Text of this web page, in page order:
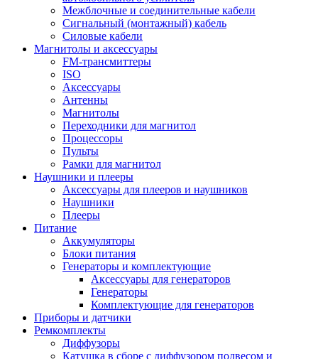
Межблочные и соединительные кабели
Сигнальный (монтажный) кабель
Силовые кабели
Магнитолы и аксессуары
FM-трансмиттеры
ISO
Аксессуары
Антенны
Магнитолы
Переходники для магнитол
Процессоры
Пульты
Рамки для магнитол
Наушники и плееры
Аксессуары для плееров и наушников
Наушники
Плееры
Питание
Аккумуляторы
Блоки питания
Генераторы и комплектующие
Аксессуары для генераторов
Генераторы
Комплектующие для генераторов
Приборы и датчики
Ремкомплекты
Диффузоры
Катушка в сборе с диффузором подвесом и